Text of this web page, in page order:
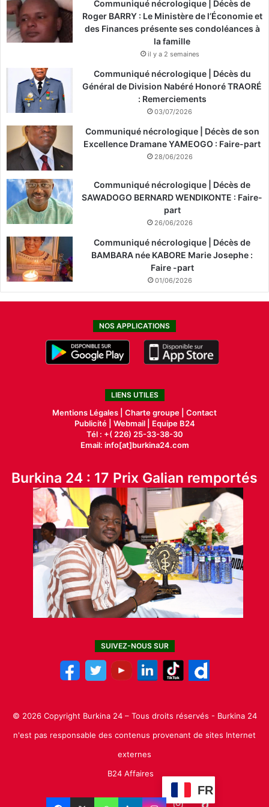
Communiqué nécrologique | Décès de
Roger BARRY : Le Ministère de l’Économie et
des Finances présente ses condoléances à
la famille
il y a 2 semaines
Communiqué nécrologique | Décès du
Général de Division Nabéré Honoré TRAORÉ
: Remerciements
03/07/2026
Communiqué nécrologique | Décès de son
Excellence Dramane YAMEOGO : Faire-part
28/06/2026
Communiqué nécrologique | Décès de
SAWADOGO BERNARD WENDIKONTE : Faire-
part
26/06/2026
Communiqué nécrologique | Décès de
BAMBARA née KABORE Marie Josephe :
Faire -part
01/06/2026
NOS APPLICATIONS
LIENS UTILES
Mentions Légales | Charte groupe | Contact
Publicité| Webmail |
Equipe B24
Tél : +( 226) 25-33-38-30
Email: info[at]burkina24.com
Burkina 24 : 17 Prix Galian remportés
SUIVEZ-NOUS SUR
© 2026 Copyright Burkina 24 – Tous droits réservés - Burkina 24
n'est pas responsable des contenus provenant de sites Internet
externes
B24 Affaires
FR
Facebook LinkedinYouTubeInstagram
TikTok